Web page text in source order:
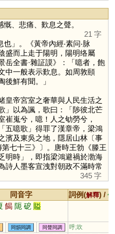
、悲痛、歎息之聲。
21 字
」。《黃帝內經‧素问‧脉
盛而上走于陽明，陽明络屬
岳全書·雜証謨》：「噫者，飽
中一般表示歎息。如周敦頤
後鮮有聞。」
帝宮室之奢華與人民生活之
」以為諷，歌曰：「陟彼北芒
崔嵬兮，噫！人之劬勞兮，
五噫歌」得罪了漢章帝，梁鴻
濱及東吳之地，隱居山林〔事
第七十三》〕。唐時王勃《滕王
明時」，即指梁鴻避禍於渤海
詩人墨客宣洩對朝政不滿時常
345 字
同音字 詞例(解釋) /
餲 阨 砨 賹
同韻同調 同聲同調 呼;吹